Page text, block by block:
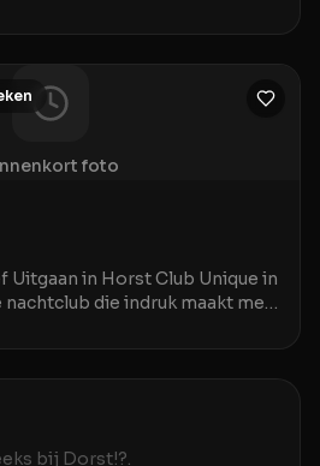
foto
Uitgaan in Horst Club Unique in
die indruk maakt met
bij Dorst!?